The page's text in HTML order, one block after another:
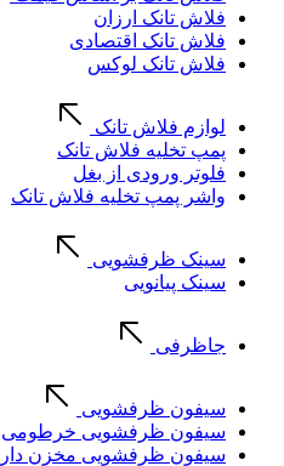
فلاش تانک ارزان
فلاش تانک اقتصادی
فلاش تانک لوکس
لوازم فلاش تانک
پمپ تخلیه فلاش تانک
فلوتر ورودی از بغل
واشر پمپ تخلیه فلاش تانک
سینک ظرفشویی
سینک پیانویی
جاظرفی
سیفون ظرفشویی
سیفون ظرفشویی خرطومی
سیفون ظرفشویی مخزن دار